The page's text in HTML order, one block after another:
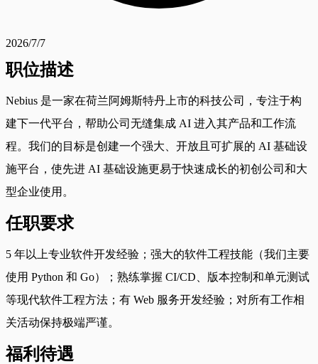
2026/7/7
职位描述
Nebius 是一家在荷兰阿姆斯特丹上市的科技公司，专注于构
建下一代平台，帮助公司无缝集成 AI 进入其产品和工作流
程。我们的目标是创建一个强大、开放且可扩展的 AI 基础设
施平台，使先进 AI 基础设施更易于快速成长的初创公司和大
型企业使用。
任职要求
5 年以上专业软件开发经验；强大的软件工程技能（我们主要
使用 Python 和 Go）；熟练掌握 CI/CD、版本控制和单元测试
等现代软件工程方法；有 Web 服务开发经验；对所有工作相
关活动保持极端严谨。
福利待遇